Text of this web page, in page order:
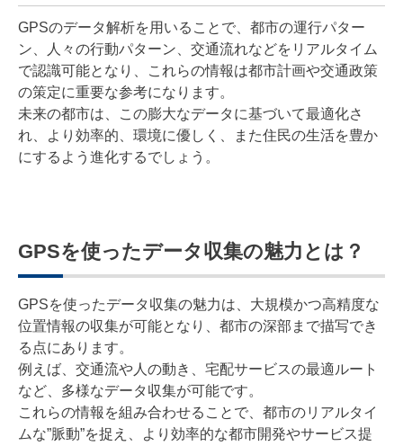
GPSのデータ解析を用いることで、都市の運行パター
ン、人々の行動パターン、交通流れなどをリアルタイム
で認識可能となり、これらの情報は都市計画や交通政策
の策定に重要な参考になります。
未来の都市は、この膨大なデータに基づいて最適化さ
れ、より効率的、環境に優しく、また住民の生活を豊か
にするよう進化するでしょう。
GPSを使ったデータ収集の魅力とは？
GPSを使ったデータ収集の魅力は、大規模かつ高精度な
位置情報の収集が可能となり、都市の深部まで描写でき
る点にあります。
例えば、交通流や人の動き、宅配サービスの最適ルート
など、多様なデータ収集が可能です。
これらの情報を組み合わせることで、都市のリアルタイ
ムな”脈動”を捉え、より効率的な都市開発やサービス提